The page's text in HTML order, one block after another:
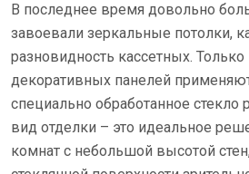
В последнее время довольно
завоевали зеркальные потолки,
разновидность кассетных. Только
декоративных панелей
специально обработанное стекло
вид отделки – это идеальное
комнат с небольшой высотой